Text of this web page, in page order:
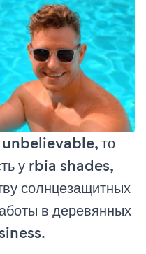
то
у rbia shades,
солнцезащитных
в деревянных